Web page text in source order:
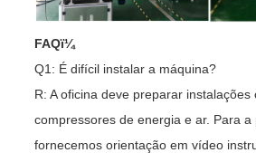
FAQï¼
Q1: É difícil instalar a máquina?
R: A oficina deve preparar instalações
compressores de energia e ar. Para a
fornecemos orientação em vídeo